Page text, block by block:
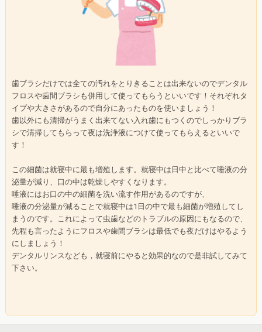
歯ブラシだけでは全ての汚れをとりきることは出来ないのでデンタル
フロスや歯間ブラシも併用して使ってもらうといいです！それぞれタ
イプや大きさがあるので自分にあったものを使いましょう！
歯以外にも清掃がうまく出来てない入れ歯にもつくのでしっかりブラ
シで清掃してもらって夜は洗浄液につけて使ってもらえるといいで
す！
この細菌は就寝中に最も増殖します。就寝中は日中と比べて唾液の分
泌量が減り、口の中は乾燥しやすくなります。
唾液にはお口の中の細菌を洗い流す作用があるのですが、
唾液の分泌量が減ることで就寝中は1日の中で最も細菌が増殖してし
まうのです。これによって虫歯などのトラブルの原因にもなるので、
先程も言ったようにフロスや歯間ブラシは最低でも夜だけはやるよう
にしましょう！
デンタルリンスなども，就寝前にやると効果的なので是非試してみて
下さい。